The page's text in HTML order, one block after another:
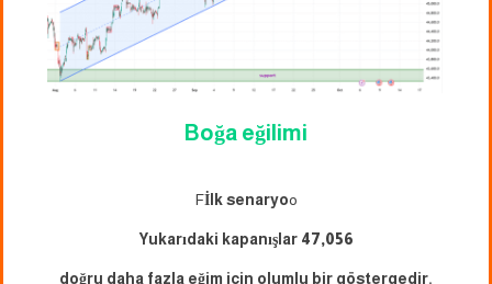
Boğa eğilimi
Fİlk senaryoo
Yukarıdaki kapanışlar 47,056
doğru daha fazla eğim için olumlu bir göstergedir.